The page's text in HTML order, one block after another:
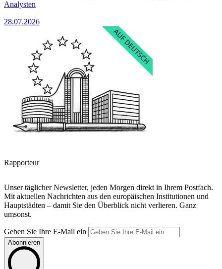
Analysten
28.07.2026
Rapporteur
Unser täglicher Newsletter, jeden Morgen direkt in Ihrem Postfach.
Mit aktuellen Nachrichten aus den europäischen Institutionen und
Hauptstädten – damit Sie den Überblick nicht verlieren. Ganz
umsonst.
Geben Sie Ihre E-Mail ein
Abonnieren